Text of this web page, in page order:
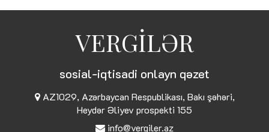
VERGİLƏR
sosial-iqtisadi onlayn qəzet
AZ1029, Azərbaycan Respublikası, Bakı şəhəri,
Heydər Əliyev prospekti 155
info@vergiler.az